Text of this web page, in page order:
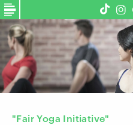
"Fair Yoga Initiative"